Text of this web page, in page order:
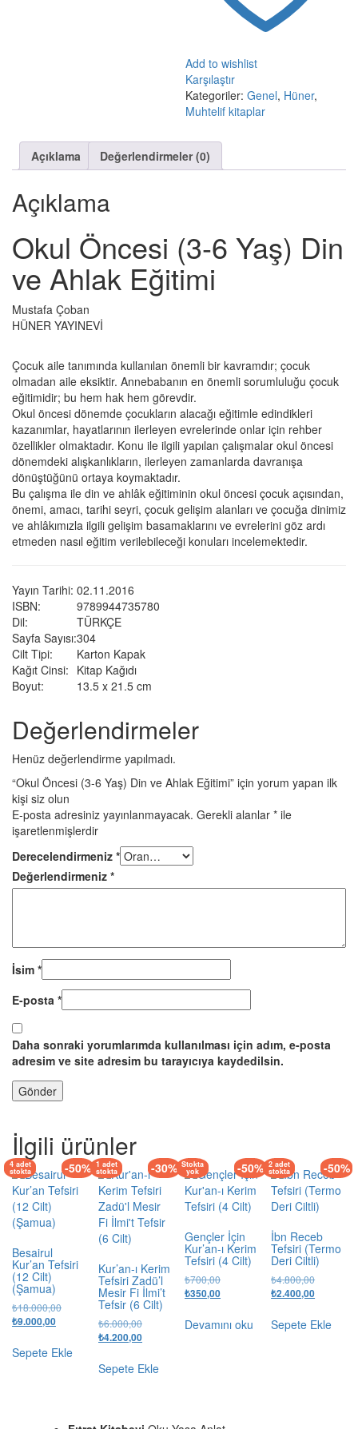
Add to wishlist
Karşılaştır
Kategoriler:Genel, Hüner,
Muhtelif kitaplar
Açıklama Değerlendirmeler (0)
Açıklama
Okul Öncesi (3-6 Yaş) Din
ve Ahlak Eğitimi
Mustafa Çoban
HÜNER YAYINEVİ
Çocuk aile tanımında kullanılan önemli bir kavramdır; çocuk
olmadan aile eksiktir. Annebabanın en önemli sorumluluğu çocuk
eğitimidir; bu hem hak hem görevdir.
Okul öncesi dönemde çocukların alacağı eğitimle edindikleri
kazanımlar, hayatlarının ilerleyen evrelerinde onlar için rehber
özellikler olmaktadır. Konu ile ilgili yapılan çalışmalar okul öncesi
dönemdeki alışkanlıkların, ilerleyen zamanlarda davranışa
dönüştüğünü ortaya koymaktadır.
Bu çalışma ile din ve ahlâk eğitiminin okul öncesi çocuk açısından,
önemi, amacı, tarihi seyri, çocuk gelişim alanları ve çocuğa dinimiz
ve ahlâkımızla ilgili gelişim basamaklarını ve evrelerini göz ardı
etmeden nasıl eğitim verilebileceği konuları incelemektedir.
Yayın Tarihi: 02.11.2016
ISBN:
9789944735780
Dil:
TÜRKÇE
Sayfa Sayısı:304
Cilt Tipi:
Karton Kapak
Kağıt Cinsi: Kitap Kağıdı
Boyut:
13.5 x 21.5 cm
Değerlendirmeler
Henüz değerlendirme yapılmadı.
“Okul Öncesi (3-6 Yaş) Din ve Ahlak Eğitimi” için yorum yapan ilk
kişi siz olun
E-posta adresiniz yayınlanmayacak. Gerekli alanlar * ile
işaretlenmişlerdir
Derecelendirmeniz *
Değerlendirmeniz *
İsim *
E-posta *
Daha sonraki yorumlarımda kullanılması için adım, e-posta
adresim ve site adresim bu tarayıcıya kaydedilsin.
İlgili ürünler
4 adet
stokta -50%
Besairul
Kur’an Tefsiri
(12 Cilt)
(Şamua)
₺18.000,00Orijinal
₺18.000,00.
₺9.000,00Şu
fiyat:
₺9.000,00.
Sepete Ekle
1 adet
stokta -30%
Kur’an-ı Kerim
Tefsiri Zadü’l
Mesir Fi İlmi’t
Tefsir (6 Cilt)
₺6.000,00Orijinal
fiyat:
₺4.200,00Şu
fiyat:
₺4.200,00.
Sepete Ekle
Stokta
yok -50%
Gençler İçin
Kur’an-ı Kerim
Tefsiri (4 Cilt)
₺700,00Orijinal
fiyat:
₺350,00Şu
₺350,00.
Devamını oku
2 adet
stokta -50%
İbn Receb
Tefsiri (Termo
Deri Ciltli)
₺4.800,00Orijinal
fiyat:
₺2.400,00Şu
fiyat:
Sepete Ekle